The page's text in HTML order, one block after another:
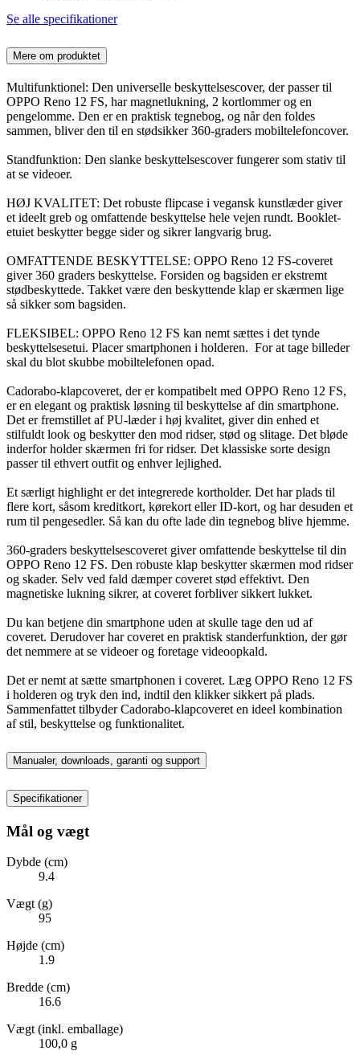
Se alle specifikationer
Mere om produktet
Multifunktionel: Den universelle beskyttelsescover, der passer til
OPPO Reno 12 FS, har magnetlukning, 2 kortlommer og en
pengelomme. Den er en praktisk tegnebog, og når den foldes
sammen, bliver den til en stødsikker 360-graders mobiltelefoncover.
Standfunktion: Den slanke beskyttelsescover fungerer som stativ til
at se videoer.
HØJ KVALITET: Det robuste flipcase i vegansk kunstlæder giver
et ideelt greb og omfattende beskyttelse hele vejen rundt. Booklet-
etuiet beskytter begge sider og sikrer langvarig brug.
OMFATTENDE BESKYTTELSE: OPPO Reno 12 FS-coveret
giver 360 graders beskyttelse. Forsiden og bagsiden er ekstremt
stødbeskyttede. Takket være den beskyttende klap er skærmen lige
så sikker som bagsiden.
FLEKSIBEL: OPPO Reno 12 FS kan nemt sættes i det tynde
beskyttelsesetui. Placer smartphonen i holderen. For at tage billeder
skal du blot skubbe mobiltelefonen opad.
Cadorabo-klapcoveret, der er kompatibelt med OPPO Reno 12 FS,
er en elegant og praktisk løsning til beskyttelse af din smartphone.
Det er fremstillet af PU-læder i høj kvalitet, giver din enhed et
stilfuldt look og beskytter den mod ridser, stød og slitage. Det bløde
inderfor holder skærmen fri for ridser. Det klassiske sorte design
passer til ethvert outfit og enhver lejlighed.
Et særligt highlight er det integrerede kortholder. Det har plads til
flere kort, såsom kreditkort, kørekort eller ID-kort, og har desuden et
rum til pengesedler. Så kan du ofte lade din tegnebog blive hjemme.
360-graders beskyttelsescoveret giver omfattende beskyttelse til din
OPPO Reno 12 FS. Den robuste klap beskytter skærmen mod ridser
og skader. Selv ved fald dæmper coveret stød effektivt. Den
magnetiske lukning sikrer, at coveret forbliver sikkert lukket.
Du kan betjene din smartphone uden at skulle tage den ud af
coveret. Derudover har coveret en praktisk standerfunktion, der gør
det nemmere at se videoer og foretage videoopkald.
Det er nemt at sætte smartphonen i coveret. Læg OPPO Reno 12 FS
i holderen og tryk den ind, indtil den klikker sikkert på plads.
Sammenfattet tilbyder Cadorabo-klapcoveret en ideel kombination
af stil, beskyttelse og funktionalitet.
Manualer, downloads, garanti og support
Specifikationer
Mål og vægt
Dybde (cm)
9.4
Vægt (g)
95
Højde (cm)
1.9
Bredde (cm)
16.6
Vægt (inkl. emballage)
100,0 g